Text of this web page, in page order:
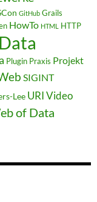
GitHub Grails
HowTo HTML HTTP
Plugin Praxis Projekt
SIGINT
Lee URIVideo
of Data